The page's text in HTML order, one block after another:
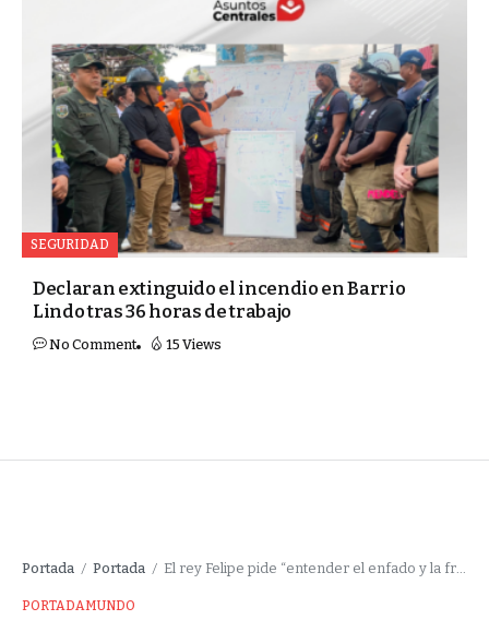
SEGURIDAD
Declaran extinguido el incendio en Barrio
Lindo tras 36 horas de trabajo
No Comment 15 Views
Portada / Portada / El rey Felipe pide “entender el enfado y la frustración de muchas personas” durante su visita a las zonas afectadas por las inundaciones en Valencia
PORTADAMUNDO